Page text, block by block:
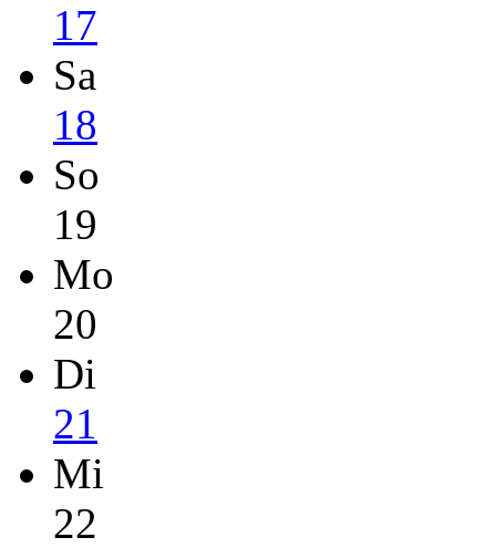
17
Sa
18
So
19
Mo
20
Di
21
Mi
22